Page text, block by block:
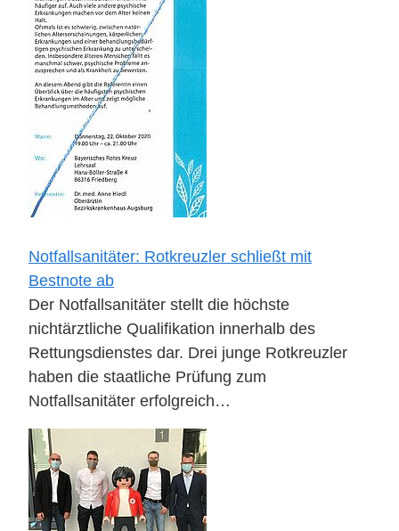
Notfallsanitäter: Rotkreuzler schließt mit
Bestnote ab
Der Notfallsanitäter stellt die höchste
nichtärztliche Qualifikation innerhalb des
Rettungsdienstes dar. Drei junge Rotkreuzler
haben die staatliche Prüfung zum
Notfallsanitäter erfolgreich…